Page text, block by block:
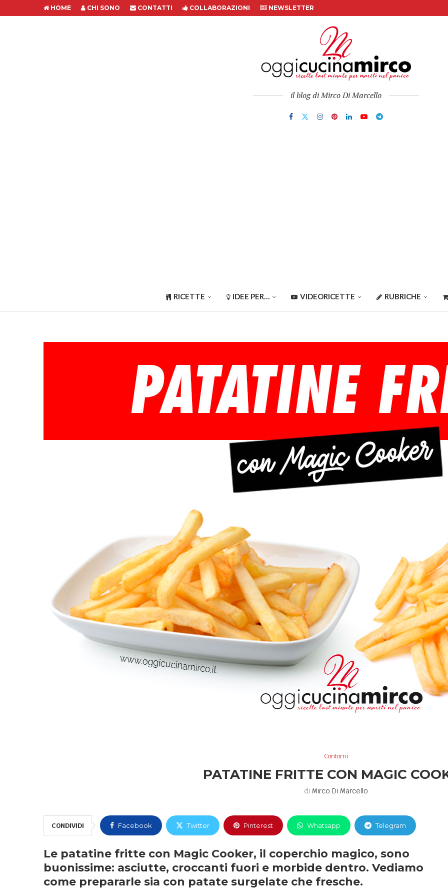
HOME CHI SONO CONTATTI COLLABORAZIONI NEWSLETTER
il blog di Mirco Di Marcello
RICETTE IDEE PER… VIDEORICETTE RUBRICHE
Contorni
PATATINE FRITTE CON MAGIC
di Mirco Di Marcello
CONDIVIDI Facebook Twitter Pinterest Whatsapp Telegram
Le patatine fritte con Magic Cooker, il coperchio magico, sono
buonissime: asciutte, croccanti fuori e morbide dentro. Vediamo
come prepararle sia con patate surgelate che fresche.